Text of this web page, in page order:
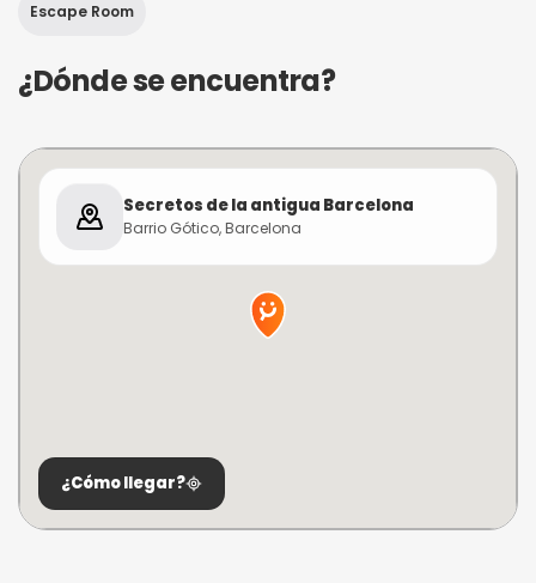
Escape Room
¿Dónde se encuentra?
Secretos de la antigua Barcelona
Barrio Gótico, Barcelona
¿Cómo llegar?